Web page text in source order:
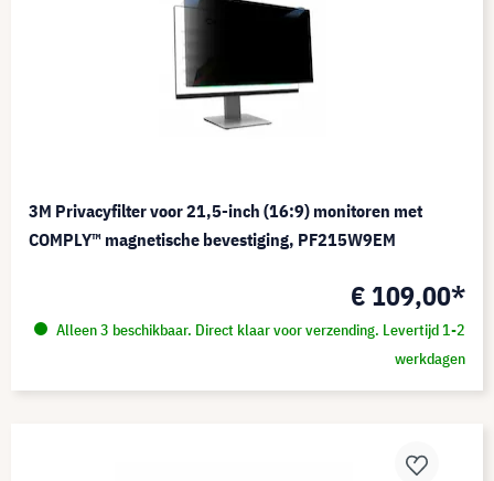
3M Privacyfilter voor 21,5-inch (16:9) monitoren met
COMPLY™ magnetische bevestiging, PF215W9EM
€ 109,00*
Alleen 3 beschikbaar. Direct klaar voor verzending. Levertijd 1-2
werkdagen